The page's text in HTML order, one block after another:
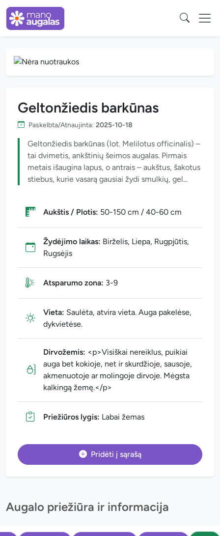
Geltonžiedis barkūnas
Paskelbta/Atnaujinta: 2025-10-18
Geltonžiedis barkūnas (lot. Melilotus officinalis) –
tai dvimetis, ankštinių šeimos augalas. Pirmais
metais išaugina lapus, o antrais – aukštus, šakotus
stiebus, kurie vasarą gausiai žydi smulkių, gel...
Aukštis / Plotis: 50-150 cm / 40-60 cm
Žydėjimo laikas: Birželis, Liepa, Rugpjūtis,
Rugsėjis
Atsparumo zona: 3-9
Vieta: Saulėta, atvira vieta. Auga pakelėse,
dykvietėse.
Dirvožemis: <p>Visiškai nereiklus, puikiai
auga bet kokioje, net ir skurdžioje, sausoje,
akmenuotoje ar molingoje dirvoje. Mėgsta
kalkingą žemę.</p>
Priežiūros lygis: Labai žemas
Pridėti į sąrašą
Augalo priežiūra ir informacija